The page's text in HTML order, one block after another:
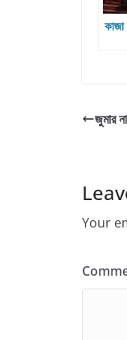
কাজা
জুমার
Your